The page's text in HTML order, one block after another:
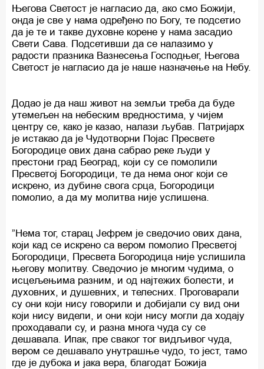
Његова Светост је нагласио да, ако смо Божији,
онда је све у нама одређено по Богу, те подсетио
да је те и такве духовне корене у нама засадио
Свети Сава. Подсетивши да се налазимо у
радости празника Вазнесења Господњег, Његова
Светост је нагласио да је наше назначење на Небу.
Додао је да наш живот на земљи треба да буде
утемељен на небеским вредностима, у чијем
центру се, како је казао, налази љубав. Патријарх
је истакао да је Чудотворни Појас Пресвете
Богородице ових дана сабрао реке људи у
престони град Београд, који су се помолили
Пресветој Богородици, те да нема оног који се
искрено, из дубине свога срца, Богородици
помолио, а да му молитва није услишена.
”Нема тог, старац Јефрем је сведочио ових дана,
који кад се искрено са вером помолио Пресветој
Богородици, Пресвета Богородица није услишила
његову молитву. Сведочио је многим чудима, о
исцељењима разним, и од најтежих болести, и
духовних, и душевних, и телесних. Проговарали
су они који нису говорили и добијали су вид они
који нису видели, и они који нису могли да ходају
проходавали су, и разна многа чуда су се
дешавала. Ипак, пре сваког тог видљивог чуда,
вером се дешавало унутрашње чудо, то јест, тамо
где је дубока и јака вера, благодат Божија